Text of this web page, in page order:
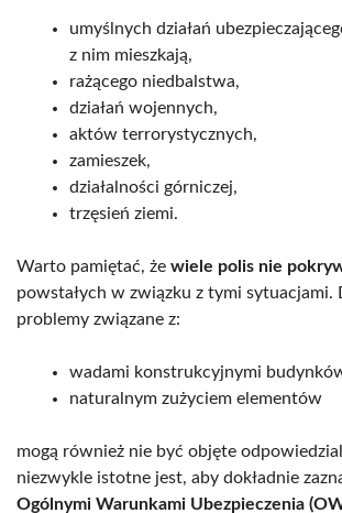
umyślnych działań
z nim mieszkają,
rażącego niedbalstwa,
działań wojennych,
aktów terrorystycznych,
zamieszek,
działalności górniczej,
trzęsień ziemi.
Warto pamiętać, że wiele polis nie
powstałych w związku z tymi sytuacjami.
problemy związane z:
wadami konstrukcyjnymi
naturalnym zużyciem elementów
mogą również nie być objęte
niezwykle istotne jest, aby dokładnie
Ogólnymi Warunkami Ubezpieczenia